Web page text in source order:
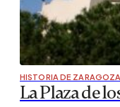
HISTORIA DE ZARAGOZA
La Plaza de